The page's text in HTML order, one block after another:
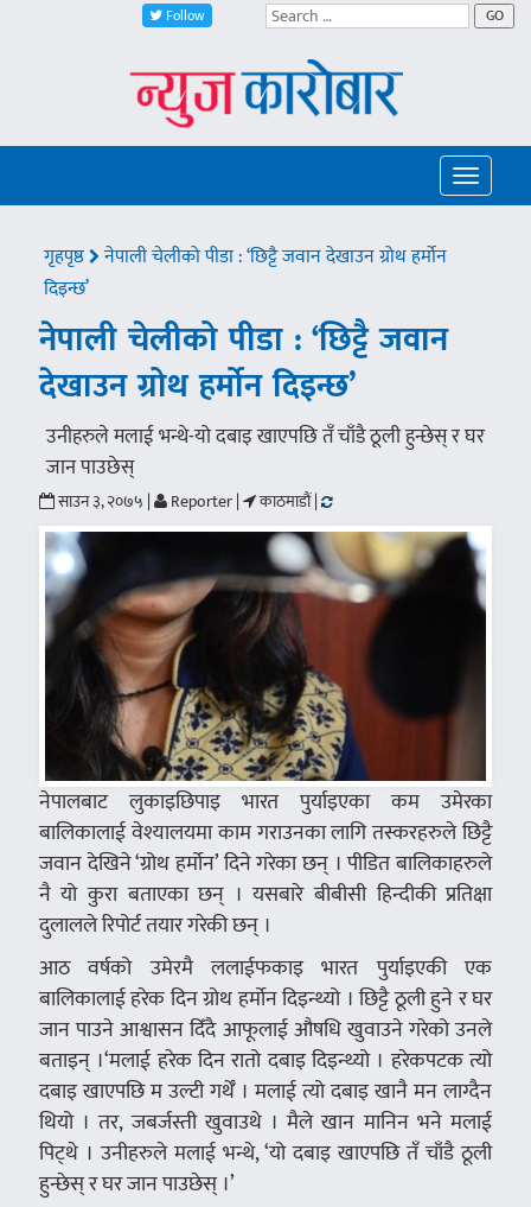
Follow GO
Toggle
गृहपृष्ठ
नेपाली चेलीको पीडा : ‘छिट्टै जवान देखाउन ग्रोथ हर्मोन
दिइन्छ’
नेपाली चेलीको पीडा : ‘छिट्टै जवान
देखाउन ग्रोथ हर्मोन दिइन्छ’
उनीहरुले मलाई भन्थे-यो दबाइ खाएपछि तँ चाँडै ठूली हुन्छेस् र घर
जान पाउछेस्
साउन ३, २०७५ | Reporter | काठमाडौं |
नेपालबाट लुकाइछिपाइ भारत पुर्याइएका कम उमेरका
बालिकालाई वेश्यालयमा काम गराउनका लागि तस्करहरुले छिट्टै
जवान देखिने ‘ग्रोथ हर्मोन’ दिने गरेका छन् । पीडित बालिकाहरुले
नै यो कुरा बताएका छन् । यसबारे बीबीसी हिन्दीकी प्रतिक्षा
दुलालले रिपोर्ट तयार गरेकी छन् ।
आठ वर्षको उमेरमै ललाईफकाइ भारत पुर्याइएकी एक
बालिकालाई हरेक दिन ग्रोथ हर्मोन दिइन्थ्यो । छिट्टै ठूली हुने र घर
जान पाउने आश्वासन दिँदै आफूलाई औषधि खुवाउने गरेको उनले
बताइन् ।‘मलाई हरेक दिन रातो दबाइ दिइन्थ्यो । हरेकपटक त्यो
दबाइ खाएपछि म उल्टी गर्थेँ । मलाई त्यो दबाइ खानै मन लाग्दैन
थियो । तर, जबर्जस्ती खुवाउथे । मैले खान मानिन भने मलाई
पिट्थे । उनीहरुले मलाई भन्थे, ‘यो दबाइ खाएपछि तँ चाँडै ठूली
हुन्छेस् र घर जान पाउछेस् ।’